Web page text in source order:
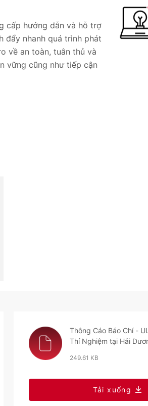
cấp hướng dẫn và hỗ trợ
đẩy nhanh quá trình phát
về an toàn, tuân thủ và
vững cũng như tiếp cận
Thông Cáo Báo Chí -
Thí Nghiệm tại Hải
249.61 KB
Tải xuống